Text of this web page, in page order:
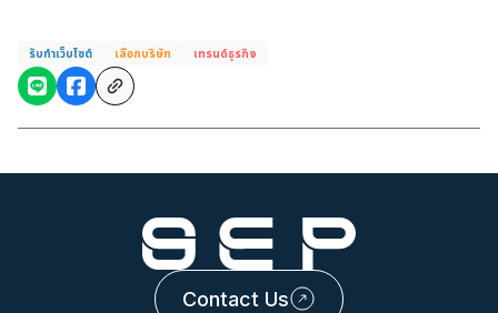
รับทำเว็บไซต์ เลือกบริษัท เทรนด์ธุรกิจ
Contact Us